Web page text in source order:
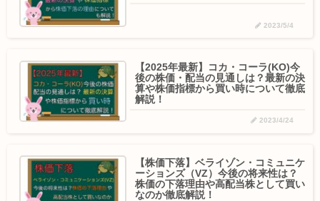
2023/5/4
【2025年最新】コカ・コーラ(KO)今
後の株価・配当の見通しは？最新の決
算や株価指標から買い時について徹底
解説！
2023/4/24
【株価下落】ベライゾン・コミュニケ
ーションズ（VZ）今後の将来性は？
株価の下落理由や高配当株として買い
なのか徹底解説！